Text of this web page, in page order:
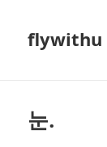
flywithu
눈.